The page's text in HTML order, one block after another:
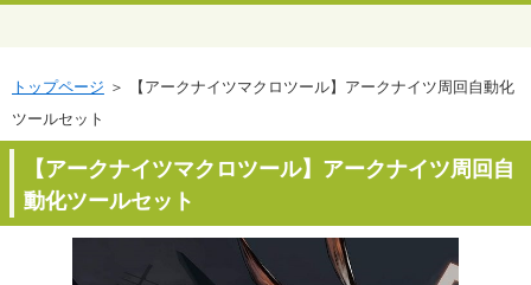
トップページ ＞ 【アークナイツマクロツール】アークナイツ周回自動化
ツールセット
【アークナイツマクロツール】アークナイツ周回自
動化ツールセット